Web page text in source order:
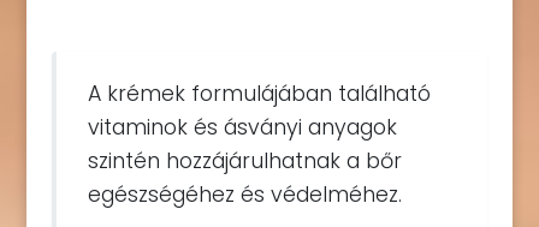
A krémek formulájában található
vitaminok és ásványi anyagok
szintén hozzájárulhatnak a bőr
egészségéhez és védelméhez.